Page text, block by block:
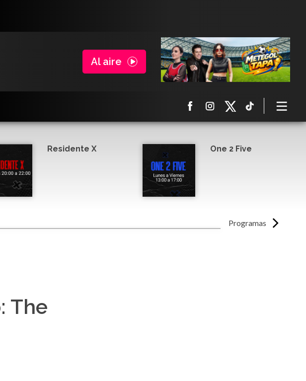
Al aire
Programas
Residente X One 2 Five
The